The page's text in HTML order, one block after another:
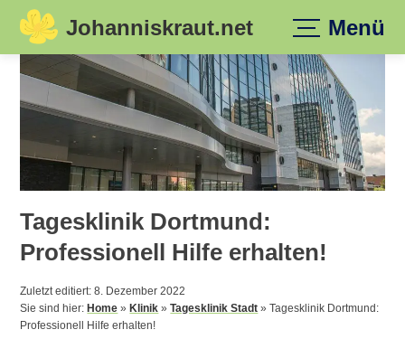
Skip
content
Johanniskraut.net Menü
Tagesklinik Dortmund:
Professionell Hilfe erhalten!
Zuletzt editiert: 8. Dezember 2022
Sie sind hier:Home »Klinik »Tagesklinik Stadt »Tagesklinik Dortmund:
Professionell Hilfe erhalten!